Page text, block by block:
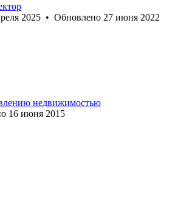
2025 • Обновлено 27 июня 2022
недвижимостью
16 июня 2015